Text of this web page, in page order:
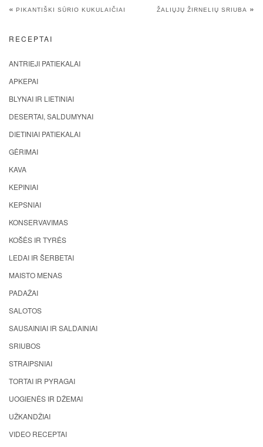
« PIKANTIŠKI SŪRIO KUKULAIČIAI ŽALIŲJŲ ŽIRNELIŲ SRIUBA »
RECEPTAI
ANTRIEJI PATIEKALAI
APKEPAI
BLYNAI IR LIETINIAI
DESERTAI, SALDUMYNAI
DIETINIAI PATIEKALAI
GĖRIMAI
KAVA
KEPINIAI
KEPSNIAI
KONSERVAVIMAS
KOŠĖS IR TYRĖS
LEDAI IR ŠERBETAI
MAISTO MENAS
PADAŽAI
SALOTOS
SAUSAINIAI IR SALDAINIAI
SRIUBOS
STRAIPSNIAI
TORTAI IR PYRAGAI
UOGIENĖS IR DŽEMAI
UŽKANDŽIAI
VIDEO RECEPTAI